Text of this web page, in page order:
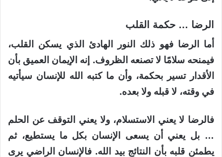
الرضا … حكمة القلب
أما الرضا فهو ذلك النور الهادئ الذي يسكن القلب،
فيمنحه سلامًا لا تصنعه الظروف. إنه الإيمان العميق بأن
الأقدار تسير بحكمة، وأن ما كتبه الله للإنسان سيأتيه
في وقته، لا قبله ولا بعده.
فالرضا لا يعني الاستسلام، ولا يعني التوقف عن الحلم
… بل يعني أن يسعى الإنسان بكل ما يستطيع، ثم
يطمئن قلبه بأن النتائج بيد الله. فالإنسان الراضي يرى